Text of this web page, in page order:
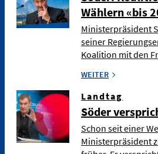
Wählern «bis
Ministerpräsident
seiner
Koalition mit den
WEITER
Landtag
Söder
Schon seit einer
Ministerpräsident